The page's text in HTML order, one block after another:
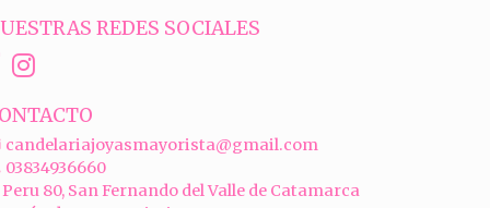
REDES SOCIALES
candelariajoyasmayorista@gmail.com
03834936660
Peru 80, San Fernando del Valle de Catamarca